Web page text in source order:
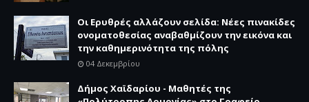
Οι Ερυθρές αλλάζουν σελίδα: Νέες πινακίδες
ονοματοθεσίας αναβαθμίζουν την εικόνα και
την καθημερινότητα της πόλης
04 Δεκεμβρίου
Δήμος Χαϊδαρίου - Μαθητές της